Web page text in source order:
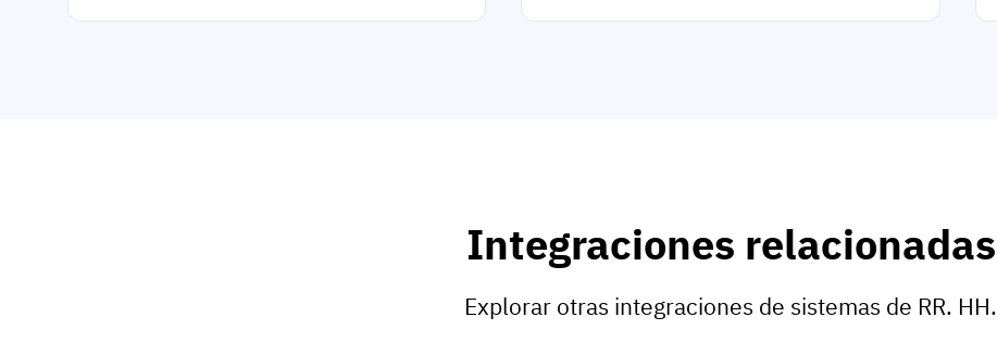
Integraciones relacionadas
Explorar otras integraciones de sistemas de RR. HH.